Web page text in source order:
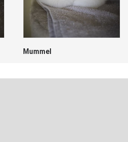
Mummel